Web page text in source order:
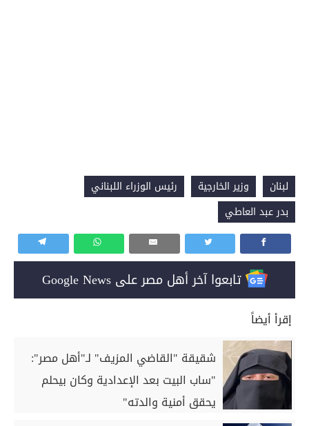
لبنان وزير الخارجية
رئيس الوزراء اللبناني
بدر عبد العاطي
تابعوا آخر أهل مصر على Google News
إقرأ أيضاً
شقيقة "القاضي المزيف" لـ"أهل مصر":
"ساب البيت بعد الإعدادية وكان بيحلم
يحقق أمنية والدته"